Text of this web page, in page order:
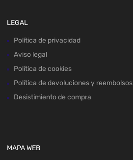
LEGAL
Política de privacidad
Aviso legal
Política de cookies
Política de devoluciones y reembolsos
Desistimiento de compra
MAPA WEB